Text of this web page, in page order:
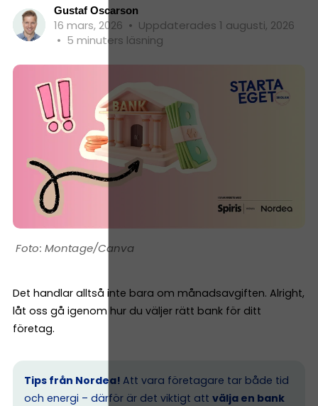
Gustaf Oscarson
16 mars, 2026 • Uppdaterades 1 augusti, 2026
• 5 minuters läsning
Montage/Canva
Det handlar alltså inte bara om månadsavgiften. Alright,
låt oss gå igenom hur du väljer rätt bank för ditt
företag.
Tips från Nordea! Att vara företagare tar både tid
och energi – därför är det viktigt att välja en bank